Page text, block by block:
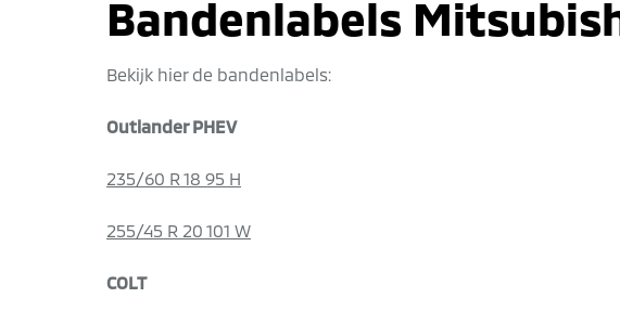
Bandenlabels
Bekijk hier de bandenlabels:
Outlander PHEV
235/60 R 18 95 H
255/45 R 20 101 W
COLT